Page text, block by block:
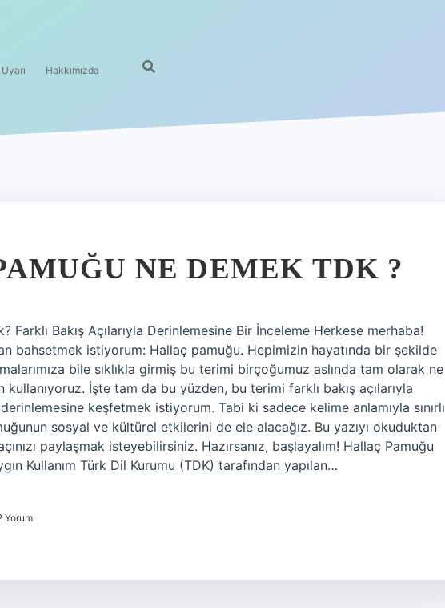
Hakkımızda
NE DEMEK TDK ?
Farklı Bakış Açılarıyla Derinlemesine Bir İnceleme Herkese merhaba!
bahsetmek istiyorum: Hallaç pamuğu. Hepimizin hayatında bir şekilde
bile sıklıkla girmiş bu terimi birçoğumuz aslında tam olarak ne
İşte tam da bu yüzden, bu terimi farklı bakış açılarıyla
keşfetmek istiyorum. Tabi ki sadece kelime anlamıyla sınırlı
sosyal ve kültürel etkilerini de ele alacağız. Bu yazıyı okuduktan
paylaşmak isteyebilirsiniz. Hazırsanız, başlayalım! Hallaç Pamuğu
Kullanım Türk Dil Kurumu (TDK) tarafından yapılan…
Yorum